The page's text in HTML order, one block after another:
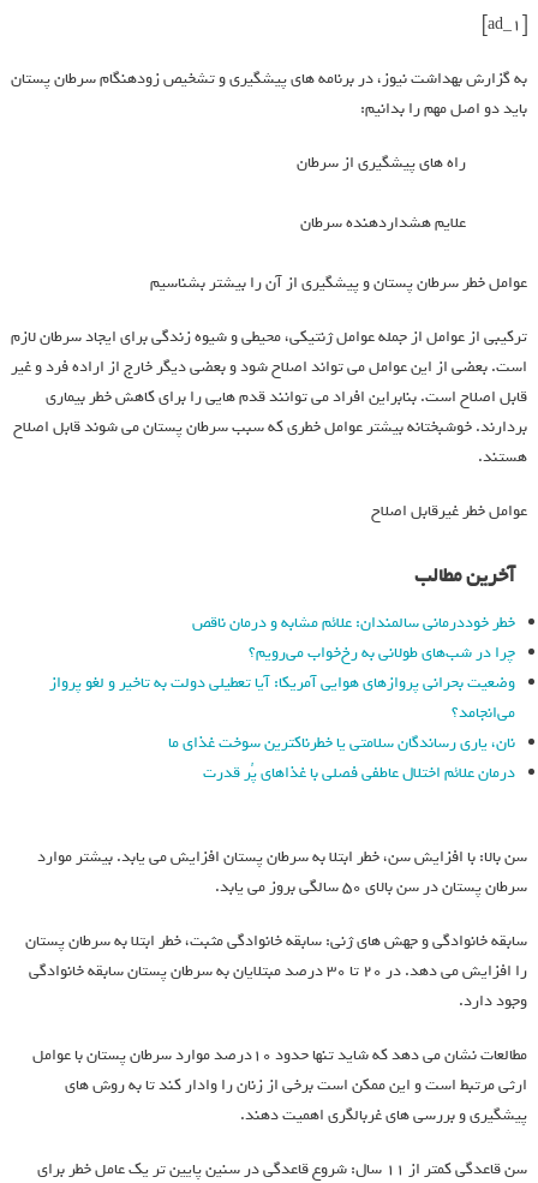
[ad_1]
به گزارش بهداشت نیوز، در برنامه های پیشگیری و تشخیص زودهنگام سرطان پستان
باید دو اصل مهم را بدانیم:
راه های پیشگیری از سرطان
علایم هشداردهنده سرطان
عوامل خطر سرطان پستان و پیشگیری از آن را بیشتر بشناسیم
ترکیبی از عوامل از جمله عوامل ژنتیکی، محیطی و شیوه زندگی برای ایجاد سرطان لازم
است. بعضی از این عوامل می تواند اصلاح شود و بعضی دیگر خارج از اراده فرد و غیر
قابل اصلاح است. بنابراین افراد می توانند قدم هایی را برای کاهش خطر بیماری
بردارند. خوشبختانه بیشتر عوامل خطری که سبب سرطان پستان می شوند قابل اصلاح
هستند.
عوامل خطر غیرقابل اصلاح
آخرین مطالب
خطر خوددرمانی سالمندان: علائم مشابه و درمان ناقص
چرا در شب‌های طولانی به رخ‌خواب می‌رویم؟
وضعیت بحرانی پروازهای هوایی آمریکا: آیا تعطیلی دولت به تاخیر و لغو پرواز
می‌انجامد؟
نان، یاری رساندگان سلامتی یا خطرناکترین سوخت غذای ما
درمان علائم اختلال عاطفی فصلی با غذاهای پُر قدرت
سن بالا: با افزایش سن، خطر ابتلا به سرطان پستان افزایش می یابد. بیشتر موارد
سرطان پستان در سن بالای 50 سالگی بروز می یابد.
سابقه خانوادگی و جهش های ژنی: سابقه خانوادگی مثبت، خطر ابتلا به سرطان پستان
را افزایش می دهد. در 20 تا 30 درصد مبتلایان به سرطان پستان سابقه خانوادگی
وجود دارد.
مطالعات نشان می دهد که شاید تنها حدود 10درصد موارد سرطان پستان با عوامل
ارثی مرتبط است و این ممکن است برخی از زنان را وادار کند تا به روش های
پیشگیری و بررسی های غربالگری اهمیت دهند.
سن قاعدگی کمتر از 11 سال: شروع قاعدگی در سنین پایین تر یک عامل خطر برای